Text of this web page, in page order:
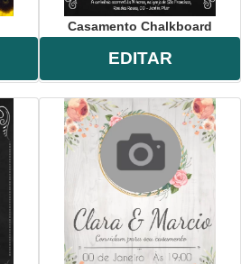
Casamento Chalkboard
EDITAR